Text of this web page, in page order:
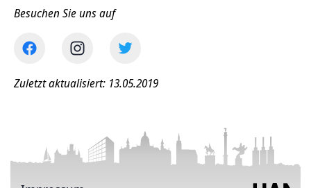
Besuchen Sie uns auf
Zuletzt aktualisiert: 13.05.2019